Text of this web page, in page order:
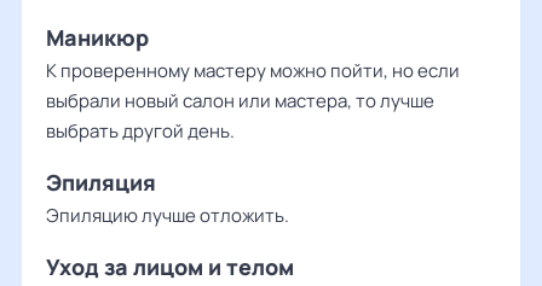
Маникюр
К проверенному мастеру можно пойти, но если
выбрали новый салон или мастера, то лучше
выбрать другой день.
Эпиляция
Эпиляцию лучше отложить.
Уход за лицом и телом